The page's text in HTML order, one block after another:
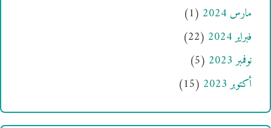
مارس 2024
(1)
فبراير 2024
(22)
نوفمبر 2023
(5)
أكتوبر 2023
(15)